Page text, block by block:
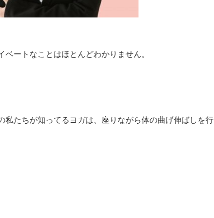
ベートなことはほとんどわかりません。
私たちが知ってるヨガは、座りながら体の曲げ伸ばしを行